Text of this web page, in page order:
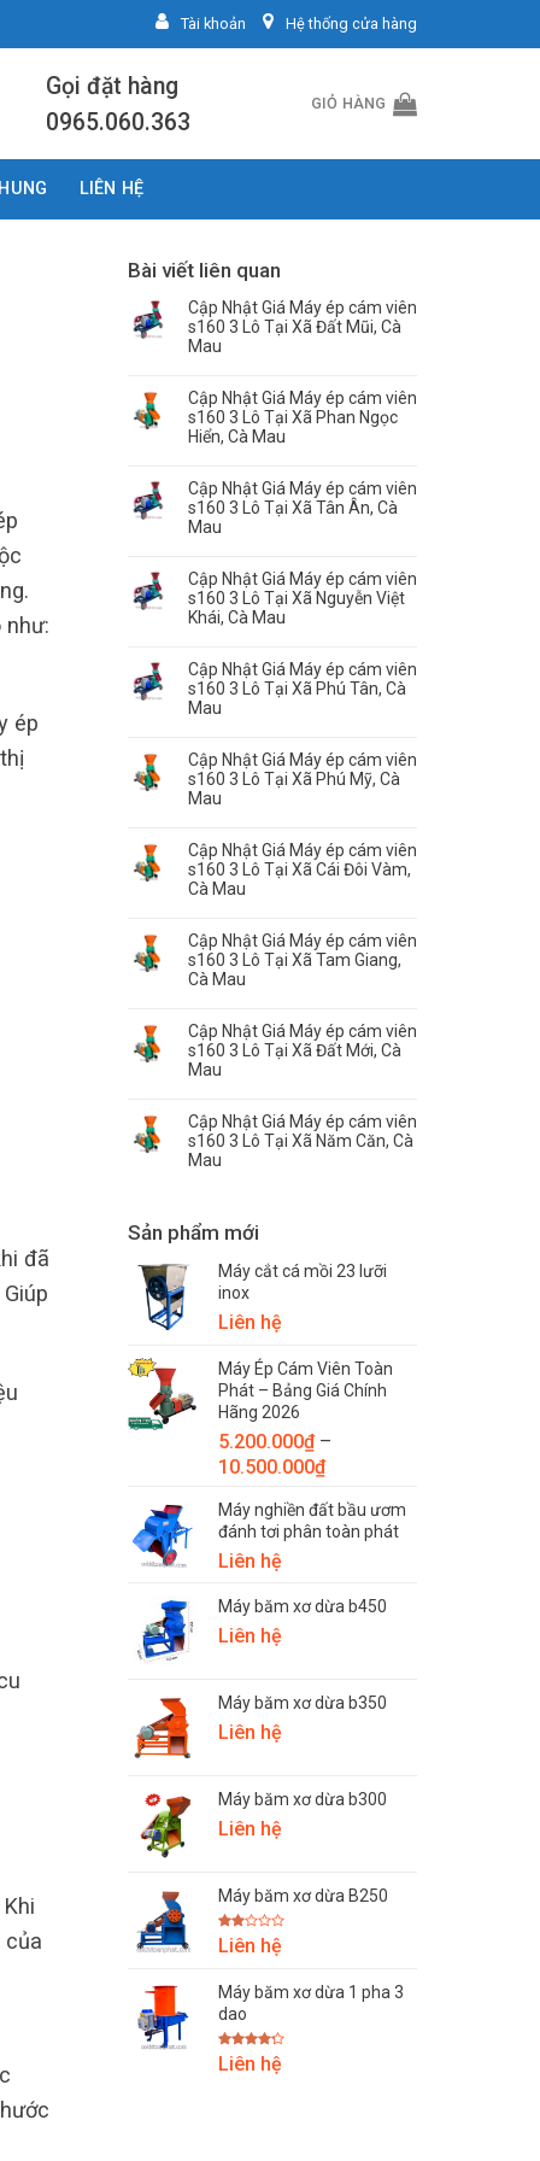
Tài khoản Hệ thống cửa hàng
Gọi đặt hàng
0965.060.363
GIỎ HÀNG
LIÊN HỆ
như:
ép
đã
của
Bài viết liên quan
Cập Nhật Giá Máy ép cám viên
s160 3 Lô Tại Xã Đất Mũi, Cà
Mau
Cập Nhật Giá Máy ép cám viên
s160 3 Lô Tại Xã Phan Ngọc
Hiển, Cà Mau
Cập Nhật Giá Máy ép cám viên
s160 3 Lô Tại Xã Tân Ân, Cà
Mau
Cập Nhật Giá Máy ép cám viên
s160 3 Lô Tại Xã Nguyễn Việt
Khái, Cà Mau
Cập Nhật Giá Máy ép cám viên
s160 3 Lô Tại Xã Phú Tân, Cà
Mau
Cập Nhật Giá Máy ép cám viên
s160 3 Lô Tại Xã Phú Mỹ, Cà
Mau
Cập Nhật Giá Máy ép cám viên
s160 3 Lô Tại Xã Cái Đôi Vàm,
Cà Mau
Cập Nhật Giá Máy ép cám viên
s160 3 Lô Tại Xã Tam Giang,
Cà Mau
Cập Nhật Giá Máy ép cám viên
s160 3 Lô Tại Xã Đất Mới, Cà
Mau
Cập Nhật Giá Máy ép cám viên
s160 3 Lô Tại Xã Năm Căn, Cà
Mau
Sản phẩm mới
Máy cắt cá mồi 23 lưỡi
inox
Liên hệ
Máy Ép Cám Viên Toàn
Phát – Bảng Giá Chính
Hãng 2026
5.200.000₫ –
10.500.000₫Khoảng
từ
5.200.000₫
Máy nghiền đất bầu ươm
đánh tơi phân toàn phát
Liên hệ
Máy băm xơ dừa b450
Liên hệ
Máy băm xơ dừa b350
Liên hệ
Máy băm xơ dừa b300
Liên hệ
Máy băm xơ dừa B250
Được
xếp
5
sao
Liên hệ
Máy băm xơ dừa 1 pha 3
dao
Được
xếp hạng
Liên hệ